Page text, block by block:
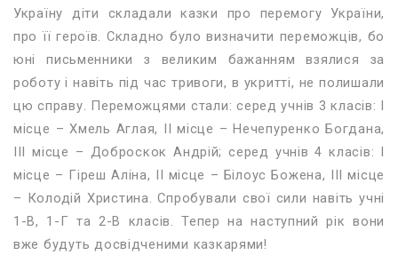
Україну діти складали казки про перемогу України,
про її героїв. Складно було визначити переможців, бо
юні письменники з великим бажанням взялися за
роботу і навіть під час тривоги, в укритті, не полишали
цю справу. Переможцями стали: серед учнів 3 класів: І
місце – Хмель Аглая, ІІ місце – Нечепуренко Богдана,
ІІІ місце – Доброскок Андрій; серед учнів 4 класів: І
місце – Гіреш Аліна, ІІ місце – Білоус Божена, ІІІ місце
– Колодій Христина. Спробували свої сили навіть учні
1-В, 1-Г та 2-В класів. Тепер на наступний рік вони
вже будуть досвідченими казкарями!